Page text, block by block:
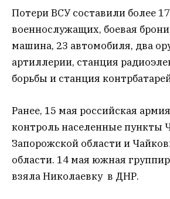
Потери ВСУ составили более
военнослужащих, боевая
машина, 23 автомобиля, два
артиллерии, станция
борьбы и станция
Ранее, 15 мая российская
контроль населенные пункты
Запорожской области и
области. 14 мая южная
взяла Николаевку в ДНР.